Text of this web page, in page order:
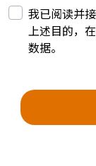
我已阅读并
上述目的，
数据。